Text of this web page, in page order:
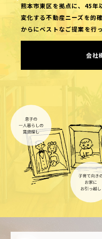
ワンルーム
1K・1DK・1LDK
2K・2DK・2LDK
面積
熊本市東区を拠点に、45年
変化する不動産ニーズを的
からにベストなご提案を行
会社